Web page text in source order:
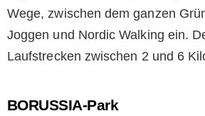
Wege, zwischen dem ganzen
Joggen und Nordic Walking ein.
Laufstrecken zwischen 2 und 6
BORUSSIA-Park